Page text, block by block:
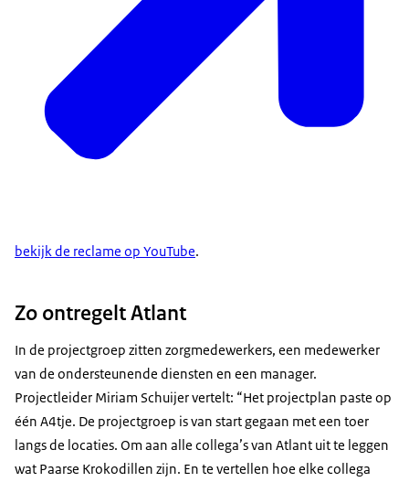
bekijk de reclame op YouTube.
Zo ontregelt Atlant
In de projectgroep zitten zorgmedewerkers, een medewerker
van de ondersteunende diensten en een manager.
Projectleider Miriam Schuijer vertelt:
Het projectplan paste op
één A4tje. De projectgroep is van start gegaan met een toer
langs de locaties. Om aan alle collega’s van Atlant uit te leggen
wat Paarse Krokodillen zijn. En te vertellen hoe elke collega